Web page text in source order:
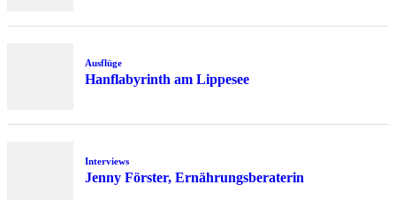
Ausflüge
Hanflabyrinth am Lippesee
Interviews
Jenny Förster, Ernährungsberaterin